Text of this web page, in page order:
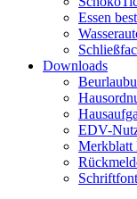
Essen
Downloads
EDV-
Merkblatt
Schriftfont